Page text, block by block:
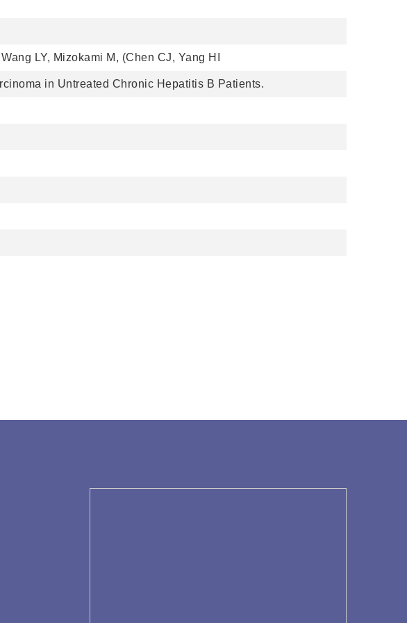
LY, Mizokami M, (Chen CJ, Yang HI
in Untreated Chronic Hepatitis B Patients.